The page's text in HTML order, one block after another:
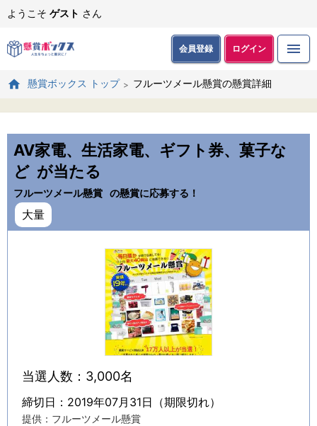
ようこそ ゲスト さん
会員登録 ログイン
懸賞ボックス トップ フルーツメール懸賞の懸賞詳細
AV家電、生活家電、ギフト券、菓子な
ど が当たる
フルーツメール懸賞 の懸賞に応募する！
大量
当選人数：3,000名
締切日：2019年07月31日（期限切れ）
提供：フルーツメール懸賞